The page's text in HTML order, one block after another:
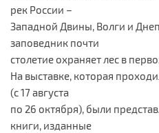
рек России –
Западной Двины, Волги и
заповедник почти
столетие охраняет лес в
На выставке, которая
(с 17 августа
по 26 октября), были
книги, изданные